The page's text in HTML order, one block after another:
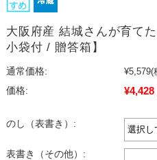
大阪府産 結城さんが育て
小袋付 / 贈答箱】
通常価格: ¥5,579(
価格:
¥4,428
のし（表書き）:
表書き（その他）: